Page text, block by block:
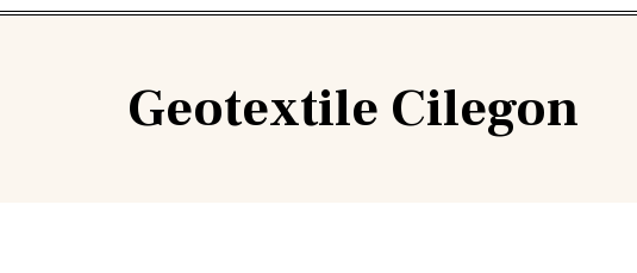
Geotextile Cilegon